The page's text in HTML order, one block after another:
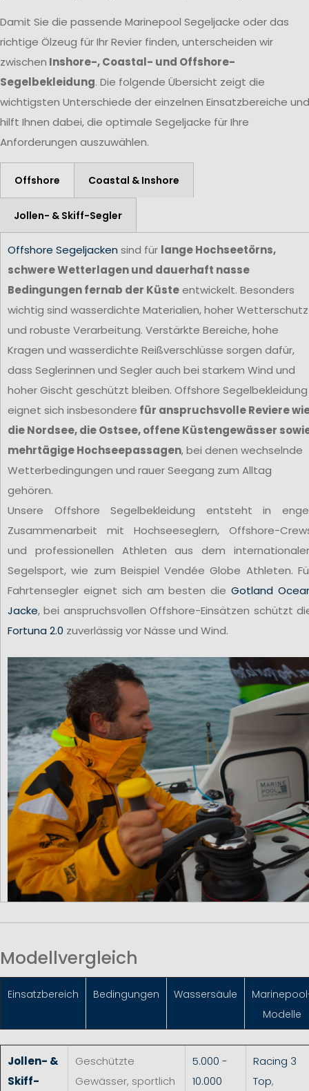
Damit Sie die passende Marinepool Segeljacke oder das
richtige Ölzeug für Ihr Revier finden, unterscheiden wir
zwischen Inshore-, Coastal- und Offshore-
Segelbekleidung. Die folgende Übersicht zeigt die
wichtigsten Unterschiede der einzelnen Einsatzbereiche und
hilft Ihnen dabei, die optimale Segeljacke für Ihre
Anforderungen auszuwählen.
Offshore Coastal & Inshore
Jollen- & Skiff-Segler
Offshore Segeljacken sind für lange Hochseetörns,
schwere Wetterlagen und dauerhaft nasse
Bedingungen fernab der Küsteentwickelt. Besonders
wichtig sind wasserdichte Materialien, hoher Wetterschutz
und robuste Verarbeitung. Verstärkte Bereiche, hohe
Kragen und wasserdichte Reißverschlüsse sorgen dafür,
dass Seglerinnen und Segler auch bei starkem Wind und
hoher Gischt geschützt bleiben. Offshore Segelbekleidung
eignet sich insbesondere für anspruchsvolle Reviere
die Nordsee, die Ostsee, offene Küstengewässer
mehrtägige Hochseepassagen, bei denen wechselnde
Wetterbedingungen und rauer Seegang zum Alltag
gehören.
Unsere Offshore Segelbekleidung entsteht in
Zusammenarbeit mit Hochseeseglern, Offshore-
und professionellen Athleten aus dem
Segelsport, wie zum Beispiel Vendée Globe Athleten.
Fahrtensegler eignet sich am besten dieGotland
Jacke, bei anspruchsvollen Offshore-Einsätzen schützt
Fortuna 2.0 zuverlässig vor Nässe und Wind.
Modellvergleich
Einsatzbereich Bedingungen Wassersäule
Modelle
Jollen- &
Skiff-
Geschützte
Gewässer, sportlich
5.000 -
10.000
Racing 3
Top,